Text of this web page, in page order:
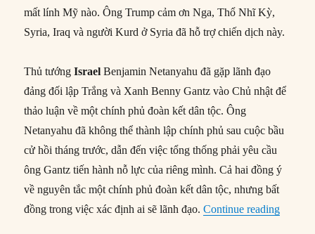
mất lính Mỹ nào. Ông Trump cảm ơn Nga, Thổ Nhĩ Kỳ,
Syria, Iraq và người Kurd ở Syria đã hỗ trợ chiến dịch này.
Thủ tướngIsrael Benjamin Netanyahu đã gặp lãnh đạo
đảng đối lập Trắng và Xanh Benny Gantz vào Chủ nhật để
thảo luận về một chính phủ đoàn kết dân tộc. Ông
Netanyahu đã không thể thành lập chính phủ sau cuộc bầu
cử hồi tháng trước, dẫn đến việc tổng thống phải yêu cầu
ông Gantz tiến hành nỗ lực của riêng mình. Cả hai đồng ý
về nguyên tắc một chính phủ đoàn kết dân tộc, nhưng bất
đồng trong việc xác định ai sẽ lãnh đạo.Continue reading“Thế